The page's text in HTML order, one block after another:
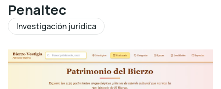
Penaltec
Investigación jurídica